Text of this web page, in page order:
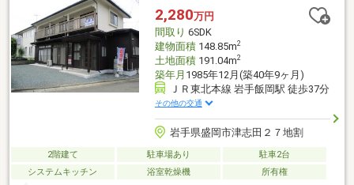
りと暮らせる環境が整っています。
2,280万円
間取り 6SDK
建物面積148.85m2
土地面積191.04m2
築年月 1985年12月(築40年9ヶ月)
ＪＲ東北本線 岩手飯岡駅 徒歩37分
その他の交通
岩手県盛岡市津志田２７地割
2階建て 駐車場あり
駐車2台
システムキッチン
浴室乾燥機 所有権